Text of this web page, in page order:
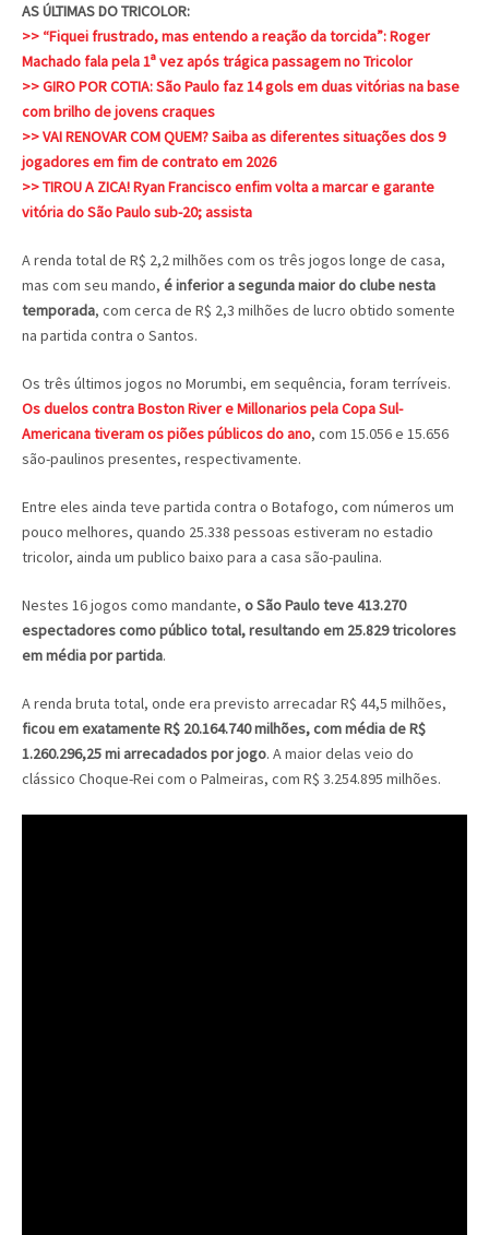
AS ÚLTIMAS DO TRICOLOR:
>> “Fiquei frustrado, mas entendo a reação da torcida”: Roger
Machado fala pela 1ª vez após trágica passagem no Tricolor
>> GIRO POR COTIA: São Paulo faz 14 gols em duas vitórias na base
com brilho de jovens craques
>> VAI RENOVAR COM QUEM? Saiba as diferentes situações dos 9
jogadores em fim de contrato em 2026
>> TIROU A ZICA! Ryan Francisco enfim volta a marcar e garante
vitória do São Paulo sub-20; assista
A renda total de R$ 2,2 milhões com os três jogos longe de casa,
mas com seu mando, é inferior a segunda maior do clube nesta
temporada, com cerca de R$ 2,3 milhões de lucro obtido somente
na partida contra o Santos.
Os três últimos jogos no Morumbi, em sequência, foram terríveis.
Os duelos contra Boston River e Millonarios pela Copa Sul-
Americana tiveram os piões públicos do ano, com 15.056 e 15.656
são-paulinos presentes, respectivamente.
Entre eles ainda teve partida contra o Botafogo, com números um
pouco melhores, quando 25.338 pessoas estiveram no estadio
tricolor, ainda um publico baixo para a casa são-paulina.
Nestes 16 jogos como mandante, o São Paulo teve 413.270
espectadores como público total, resultando em 25.829 tricolores
em média por partida.
A renda bruta total, onde era previsto arrecadar R$ 44,5 milhões,
ficou em exatamente R$ 20.164.740 milhões, com média de R$
1.260.296,25 mi arrecadados por jogo. A maior delas veio do
clássico Choque-Rei com o Palmeiras, com R$ 3.254.895 milhões.